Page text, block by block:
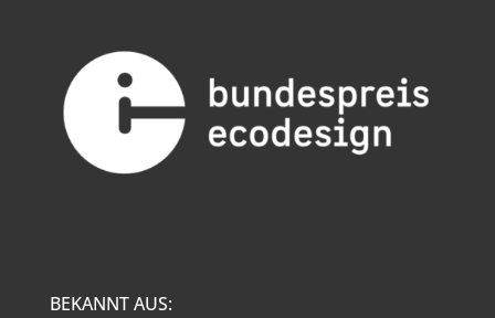
BEKANNT AUS: